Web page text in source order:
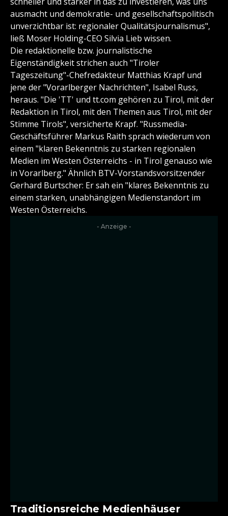
ausmacht und demokratie- und gesellschaftspolitisch
unverzichtbar ist: regionaler Qualitätsjournalismus",
ließ Moser Holding-CEO Silvia Lieb wissen.
Die redaktionelle bzw. journalistische
Eigenständigkeit strichen auch "Tiroler
Tageszeitung"-Chefredakteur Matthias Krapf und
jene der "Vorarlberger Nachrichten", Isabel Russ,
heraus. "Die 'TT' und tt.com gehören zu Tirol, mit der
Redaktion in Tirol, mit den Themen aus Tirol, mit der
Stimme Tirols", versicherte Krapf. "Russmedia-
Geschäftsführer Markus Raith sprach wiederum von
einem "klaren Bekenntnis zu starken regionalen
Medien im Westen Österreichs - in Tirol genauso wie
in Vorarlberg." Ähnlich BTV-Vorstandsvorsitzender
Gerhard Burtscher: Er sah ein "klares Bekenntnis zu
einem starken, unabhängigen Medienstandort im
Westen Österreichs.
- Anzeige -
Traditionsreiche Medienhäuser